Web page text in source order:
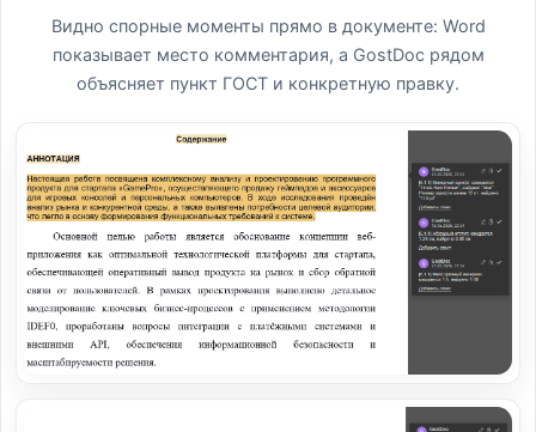
Видно спорные моменты прямо в документе: Word
показывает место комментария, а GostDoc рядом
объясняет пункт ГОСТ и конкретную правку.